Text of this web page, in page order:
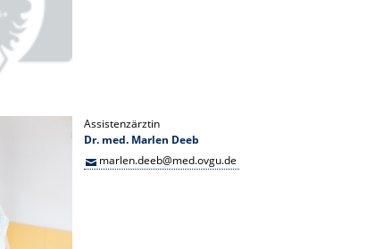
Assistenzärztin
Dr. med. Marlen Deeb
marlen.deeb@med.ovgu.de